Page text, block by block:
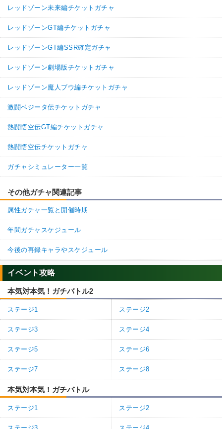
レッドゾーン未来編チケットガチャ
レッドゾーンGT編チケットガチャ
レッドゾーンGT編SSR確定ガチャ
レッドゾーン劇場版チケットガチャ
レッドゾーン魔人ブウ編チケットガチャ
激闘ベジータ伝チケットガチャ
熱闘悟空伝GT編チケットガチャ
熱闘悟空伝チケットガチャ
ガチャシミュレーター一覧
その他ガチャ関連記事
属性ガチャ一覧と開催時期
年間ガチャスケジュール
今後の再録キャラやスケジュール
イベント攻略
本気対本気！ガチバトル2
ステージ1 ステージ2
ステージ3 ステージ4
ステージ5 ステージ6
ステージ7 ステージ8
本気対本気！ガチバトル
ステージ1 ステージ2